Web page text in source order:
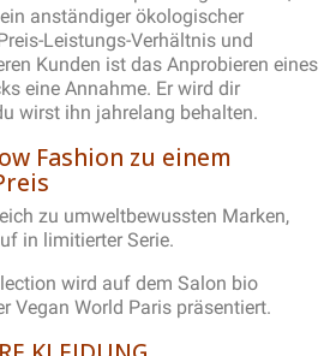
anständiger ökologischer
Leistungs-Verhältnis und
Kunden ist das Anprobieren eines
eine Annahme. Er wird dir
wirst ihn jahrelang behalten.
Fashion zu einem
zu umweltbewussten Marken,
in limitierter Serie.
wird auf dem Salon bio
Vegan World Paris präsentiert.